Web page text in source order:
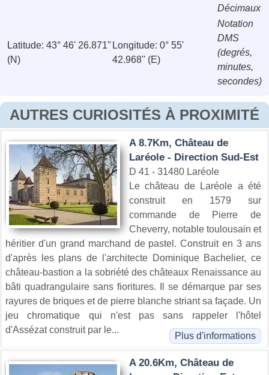
Décimaux
Latitude: 43° 46' 26.871''
(N)
Longitude: 0° 55'
42.968'' (E)
Notation
DMS
(degrés,
minutes,
secondes)
AUTRES CURIOSITÉS À PROXIMITÉ
A 8.7Km, Château de
Laréole - Direction Sud-Est
D 41 - 31480 Laréole
Le château de Laréole a été
construit en 1579 sur
commande de Pierre de
Cheverry, notable toulousain et
héritier d'un grand marchand de pastel. Construit en 3 ans
d'après les plans de l'architecte Dominique Bachelier, ce
château-bastion a la sobriété des châteaux Renaissance au
bâti quadrangulaire sans fioritures. Il se démarque par ses
rayures de briques et de pierre blanche striant sa façade. Un
jeu chromatique qui n'est pas sans rappeler l'hôtel
d'Assézat construit par le...
Plus d'informations
A 20.6Km, Château de